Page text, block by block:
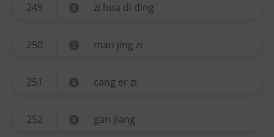
249 zi hua di ding
250 man jing zi
251 cang er zi
252 gan jiang